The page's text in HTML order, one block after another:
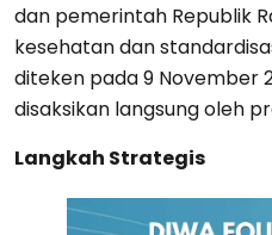
dan pemerintah Republik
kesehatan dan
diteken pada 9 November
disaksikan langsung oleh
Langkah Strategis